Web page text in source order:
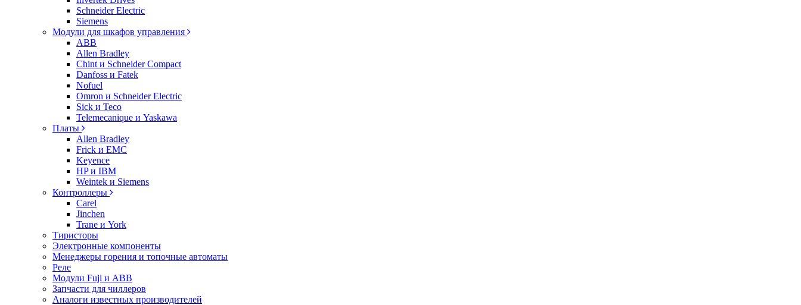
Schneider Electric
Siemens
Модули для шкафов управления
ABB
Allen Bradley
Chint и Schneider Compact
Danfoss и Fatek
Nofuel
Omron и Schneider Electric
Sick и Teco
Telemecanique и Yaskawa
Платы
Allen Bradley
Frick и EMC
Keyence
HP и IBM
Weintek и Siemens
Контроллеры
Carel
Jinchen
Trane и York
Тиристоры
Электронные компоненты
Менеджеры горения и топочные автоматы
Реле
Модули Fuji и ABB
Запчасти для чиллеров
Аналоги известных производителей